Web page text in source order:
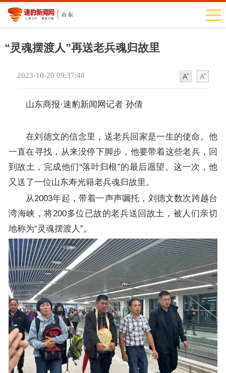
“灵魂摆渡人”再送老兵魂归故里
2023-10-20 09:37:48
山东商报·速豹新闻网记者 孙倩
在刘德文的信念里，送老兵回家是一生的使命。他
一直在寻找，从来没停下脚步，他要带着这些老兵，回
到故土，完成他们“落叶归根”的最后愿望。这一次，他
又送了一位山东寿光籍老兵魂归故里。
从2003年起，带着一声声嘱托，刘德文数次跨越台
湾海峡，将200多位已故的老兵送回故土，被人们亲切
地称为“灵魂摆渡人”。